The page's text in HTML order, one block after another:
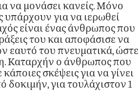
να μονάσει κανείς. Μόνο
υπάρχουν για να ιερωθεί
είναι ένας άνθρωπος που
του και αποφάσισε να
εαυτό του πνευματικά, ώστε
Καταρχήν ο άνθρωπος που
σκέψεις για να γίνει
δοκιμήν, για τουλάχιστον 1